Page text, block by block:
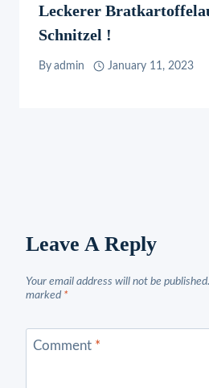
Leckerer
Schnitzel !
By admin January 11, 2023
Leave A Reply
Your email address will not be published.
marked *
Comment *